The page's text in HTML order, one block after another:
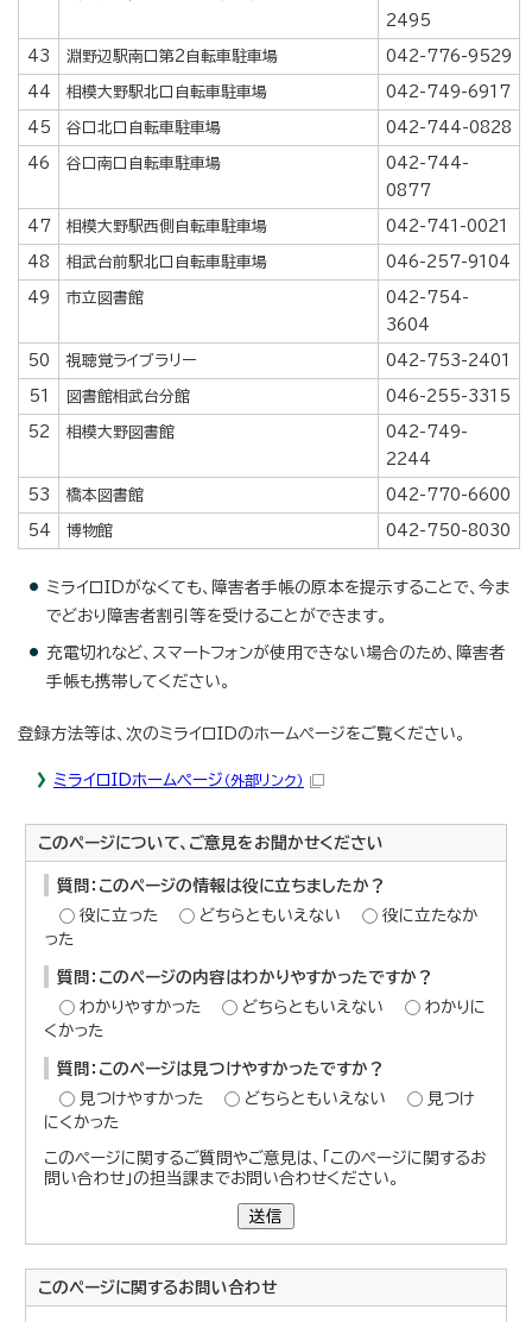
2495
43 淵野辺駅南口第2自転車駐車場 042-776-9529
44 相模大野駅北口自転車駐車場 042-749-6917
45 谷口北口自転車駐車場 042-744-0828
46 谷口南口自転車駐車場
042-744-
0877
47 相模大野駅西側自転車駐車場 042-741-0021
48 相武台前駅北口自転車駐車場 046-257-9104
49 市立図書館
042-754-
3604
50 視聴覚ライブラリー 042-753-2401
51 図書館相武台分館 046-255-3315
52 相模大野図書館
042-749-
2244
53 橋本図書館 042-770-6600
54 博物館 042-750-8030
ミライロIDがなくても、障害者手帳の原本を提示することで、今ま
でどおり障害者割引等を受けることができます。
充電切れなど、スマートフォンが使用できない場合のため、障害者
手帳も携帯してください。
登録方法等は、次のミライロIDのホームページをご覧ください。
ミライロIDホームページ （外部リンク）
このページについて、ご意見をお聞かせください
質問：このページの情報は役に立ちましたか？
役に立った
どちらともいえない
役に立たなか
った
質問：このページの内容はわかりやすかったですか？
わかりやすかった
どちらともいえない
わかりに
くかった
質問：このページは見つけやすかったですか？
見つけやすかった
どちらともいえない
見つけ
にくかった
このページに関するご質問やご意見は、「このページに関するお
問い合わせ」の担当課までお問い合わせください。
送信
このページに関するお問い合わせ